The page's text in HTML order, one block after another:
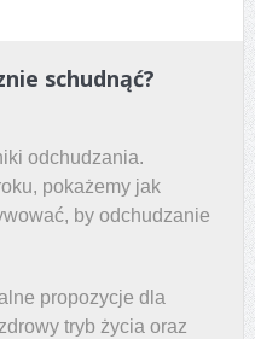
schudnąć?
odchudzania.
pokażemy jak
by odchudzanie
propozycje dla
tryb życia oraz